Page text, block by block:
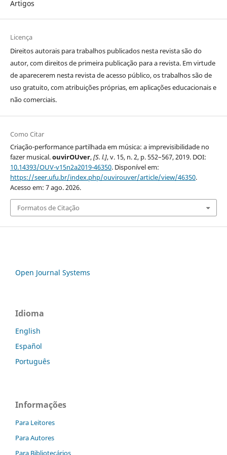
Artigos
Licença
Direitos autorais para trabalhos publicados nesta revista são do
autor, com direitos de primeira publicação para a revista. Em virtude
de aparecerem nesta revista de acesso público, os trabalhos são de
uso gratuito, com atribuições próprias, em aplicações educacionais e
não comerciais.
Como Citar
Criação-performance partilhada em música: a imprevisibilidade no
fazer musical.ouvirOUver,[S. l.], v. 15, n. 2, p. 552–567, 2019. DOI:
10.14393/OUV-v15n2a2019-46350. Disponível em:
https://seer.ufu.br/index.php/ouvirouver/article/view/46350.
Acesso em: 7 ago. 2026.
Formatos de Citação
Open Journal Systems
Idioma
English
Español
Português
Informações
Para Leitores
Para Autores
Para Bibliotecários